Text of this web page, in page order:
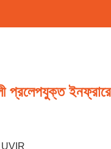
UVIR